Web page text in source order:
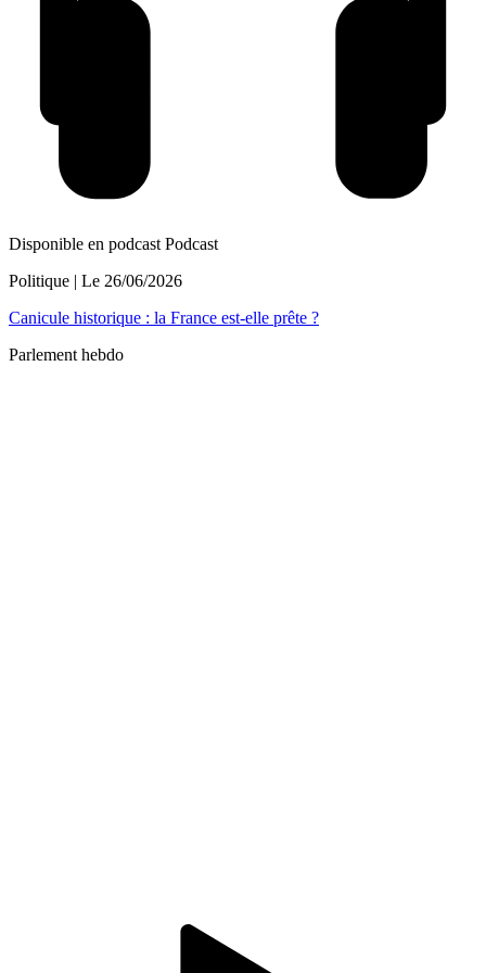
Disponible en podcast Podcast
Politique | Le 26/06/2026
Canicule historique : la France est-elle prête ?
Parlement hebdo